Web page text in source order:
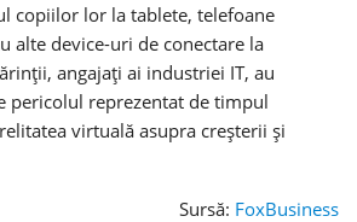
copiilor lor la tablete, telefoane
alte device-uri de conectare la
angajați ai industriei IT, au
pericolul reprezentat de timpul
virtuală asupra creșterii și
Sursă: FoxBusiness